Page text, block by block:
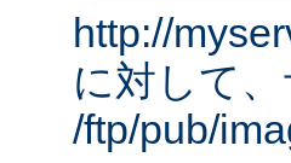
http://
に対して
/ftp/pub/